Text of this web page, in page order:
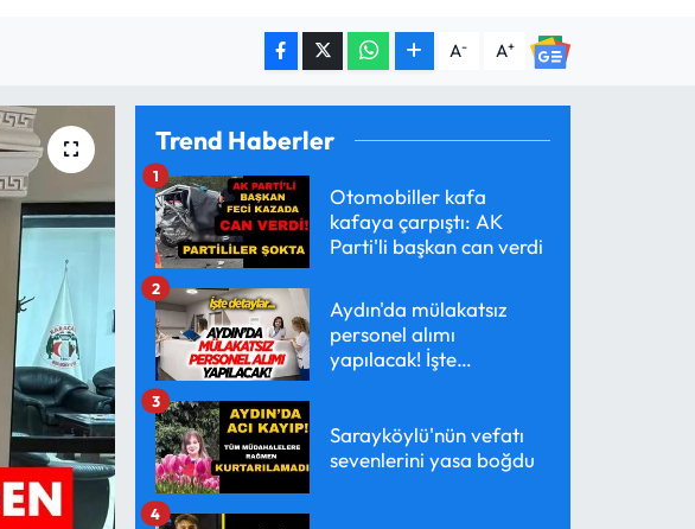
A- A+
Trend Haberler
Otomobiller kafa
kafaya çarpıştı: AK
Parti'li başkan can verdi
1
Aydın'da mülakatsız
personel alımı
yapılacak! İşte
2
Sarayköylü'nün vefatı
sevenlerini yasa boğdu
3
4